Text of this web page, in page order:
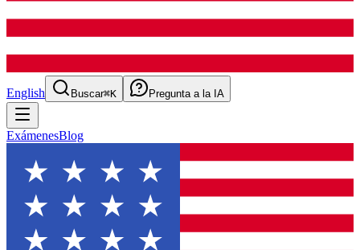
English Buscar⌘K Pregunta a la IA
ExámenesBlog